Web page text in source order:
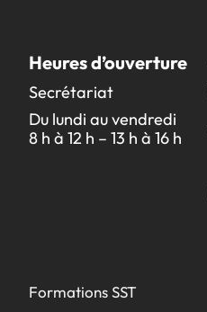
Heures d’ouverture
Secrétariat
Du lundi au vendredi
8 h à 12 h – 13 h à 16 h
Formations SST